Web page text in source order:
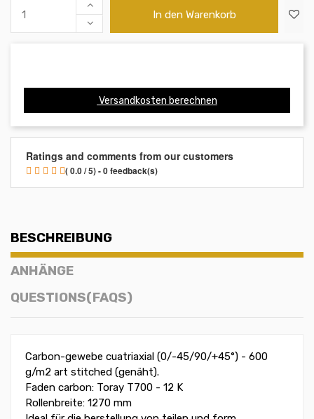
In den Warenkorb
Versandkosten berechnen
Ratings and comments from our customers
( 0.0 / 5) - 0 feedback(s)
BESCHREIBUNG
ANHÄNGE
QUESTIONS(FAQS)
Carbon-gewebe cuatriaxial (0/-45/90/+45°) - 600
g/m2 art stitched (genäht).
Faden carbon: Toray T700 - 12 K
Rollenbreite: 1270 mm